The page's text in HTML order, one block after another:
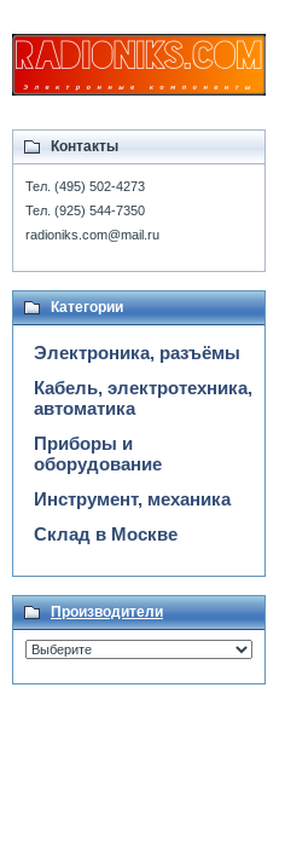
Контакты
Тел. (495) 502-4273
Тел. (925) 544-7350
radioniks.com@mail.ru
Категории
Электроника, разъёмы
Кабель, электротехника,
автоматика
Приборы и
оборудование
Инструмент, механика
Склад в Москве
Производители